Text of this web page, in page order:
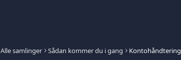
Alle samlinger Sådan kommer du i gang Kontohåndtering